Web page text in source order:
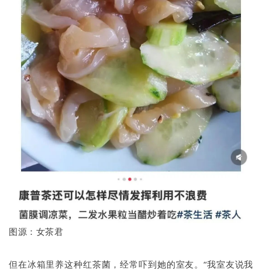
图源：女茶君
但在冰箱里养这种红茶菌，经常吓到她的室友。“我室友说我